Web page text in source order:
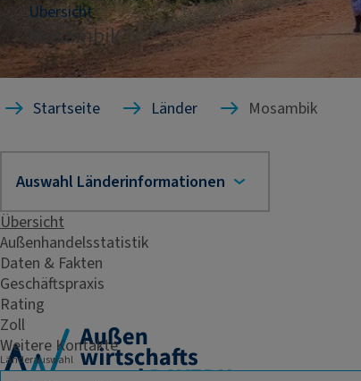
Übersicht
Mosambik
Startseite Länder Mosambik
Übersicht
Außenhandelsstatistik
Daten & Fakten
Geschäftspraxis
Rating
Zoll
Weitere Kontakte
Länderauswahl